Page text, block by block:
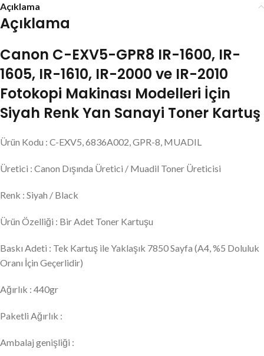
Açıklama
Açıklama
Canon C-EXV5-GPR8 IR-1600, IR-
1605, IR-1610, IR-2000 ve IR-2010
Fotokopi Makinası Modelleri İçin
Siyah Renk Yan Sanayi Toner Kartuş
Ürün Kodu : C-EXV5, 6836A002, GPR-8, MUADIL
Üretici : Canon Dışında Üretici / Muadil Toner Üreticisi
Renk : Siyah / Black
Ürün Özelliği : Bir Adet Toner Kartuşu
Baskı Adeti : Tek Kartuş ile Yaklaşık 7850 Sayfa (A4, %5 Doluluk
Oranı İçin Geçerlidir)
Ağırlık : 440gr
Paketli Ağırlık :
Ambalaj genişliği :